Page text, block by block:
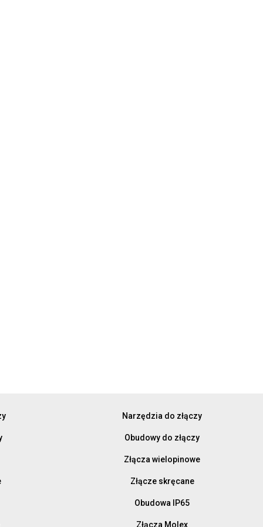
Narzędzia do złączy
Obudowy do złączy
Złącza wielopinowe
Złącze skręcane
Obudowa IP65
Złącza Molex